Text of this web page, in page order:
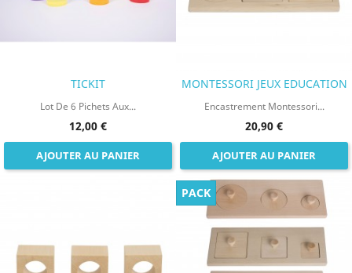
TICKIT
Lot De 6 Pichets Aux...
12,00 €
AJOUTER AU PANIER
MONTESSORI JEUX EDUCATION
Encastrement Montessori...
20,90 €
AJOUTER AU PANIER
PACK